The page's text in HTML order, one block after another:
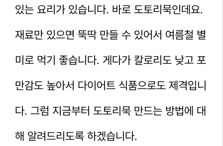
있는 요리가 있습니다. 바로 도토리묵인데요.
재료만 있으면 뚝딱 만들 수 있어서 여름철 별
미로 먹기 좋습니다. 게다가 칼로리도 낮고 포
만감도 높아서 다이어트 식품으로도 제격입니
다. 그럼 지금부터 도토리묵 만드는 방법에 대
해 알려드리도록 하겠습니다.